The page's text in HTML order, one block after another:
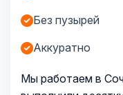
Без пузырей
Аккуратно
Мы работаем в